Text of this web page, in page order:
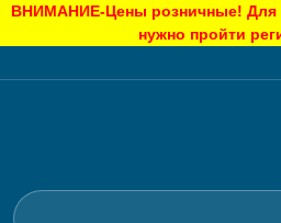
ВНИМАНИЕ-Цены розничные! Для
нужно пройти